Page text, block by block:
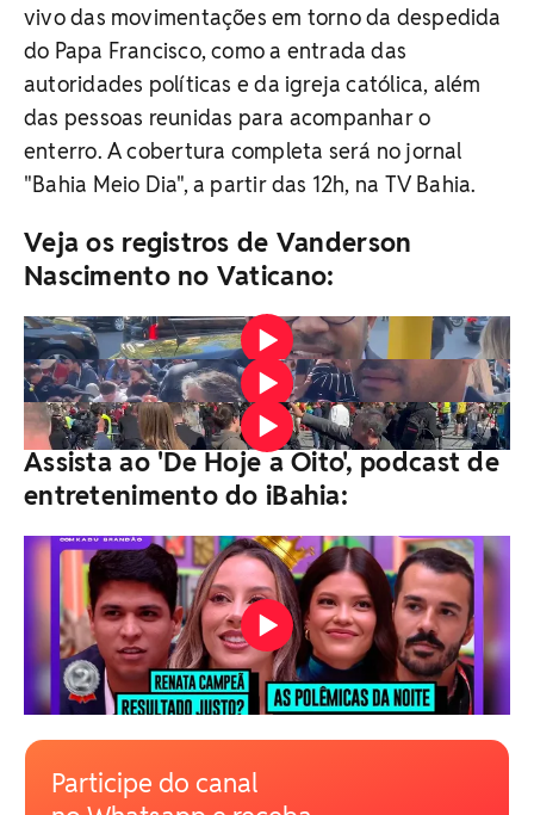
vivo das movimentações em torno da despedida
do Papa Francisco, como a entrada das
autoridades políticas e da igreja católica, além
das pessoas reunidas para acompanhar o
enterro. A cobertura completa será no jornal
"Bahia Meio Dia", a partir das 12h, na TV Bahia.
Veja os registros de Vanderson
Nascimento no Vaticano:
Vídeo: Acervo Pessoal
Vídeo: Acervo Pessoal
Vídeo: Acervo Pessoal
Assista ao 'De Hoje a Oito', podcast de
entretenimento do iBahia:
Participe do canal